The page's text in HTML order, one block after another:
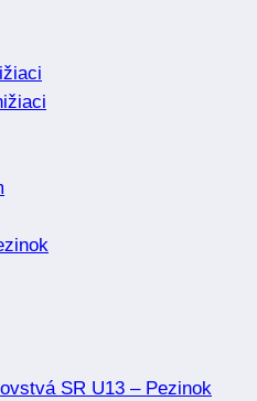
SR U13 – Pezinok